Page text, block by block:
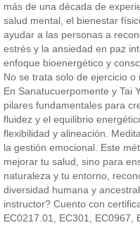
más de una década de
salud mental, el bienestar
ayudar a las personas a
estrés y la ansiedad en paz
enfoque bioenergético y
No se trata solo de ejercicio
En Sanatucuerpomente y Tai
pilares fundamentales para
fluidez y el equilibrio
flexibilidad y alineación.
la gestión emocional. Este
mejorar tu salud, sino para
naturaleza y tu entorno,
diversidad humana y
instructor? Cuento con
EC0217.01, EC301, EC0967,